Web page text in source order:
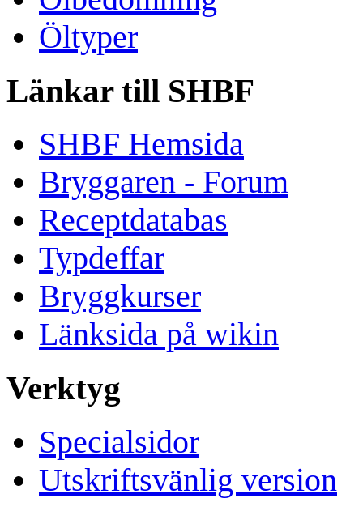
Öltyper
Länkar till SHBF
SHBF Hemsida
Bryggaren - Forum
Receptdatabas
Typdeffar
Bryggkurser
Länksida på wikin
Verktyg
Specialsidor
Utskriftsvänlig version